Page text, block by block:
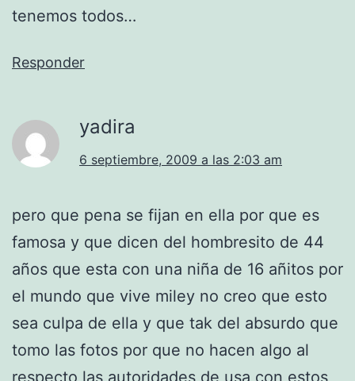
tenemos todos…
Responder
yadira
6 septiembre, 2009 a las 2:03 am
pero que pena se fijan en ella por que es
famosa y que dicen del hombresito de 44
años que esta con una niña de 16 añitos por
el mundo que vive miley no creo que esto
sea culpa de ella y que tak del absurdo que
tomo las fotos por que no hacen algo al
respecto las autoridades de usa con estos